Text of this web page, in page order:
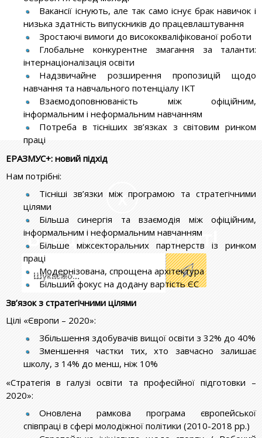
X
Введіть свій запит!
Вакансії існують, але так само існує брак навичок і
низька здатність випускників до працевлаштування
Зростаючі вимоги до висококваліфікованої роботи
Глобальне конкурентне змагання за таланти:
інтернаціоналізація освіти
Надзвичайне розширення пропозицій щодо
навчання та навчального потенціалу ІКТ
Взаємодоповнюваність між офіційним,
інформальним і неформальним навчанням
Потреба в тісніших зв’язках з світовим ринком
праці
ЕРАЗМУС+: новий підхід
Нам потрібні:
Тісніші зв’язки між програмою та стратегічними
цілями
Більша синергія та взаємодія між офіційним,
інформальним і неформальним навчанням
Більше міжсекторальних партнерств із ринком
праці
Модернізована, спрощена архітектура
Більший фокус на додану вартість ЄС
Зв’язок з стратегічними цілями
Цілі «Європи – 2020»:
Збільшення здобувачів вищої освіти з 32% до 40%
Зменшення частки тих, хто завчасно залишає
школу, з 14% до менш, ніж 10%
«Стратегія в галузі освіти та професійної підготовки –
2020»:
Оновлена рамкова програма європейської
співпраці в сфері молодіжної політики (2010-2018 рр.)